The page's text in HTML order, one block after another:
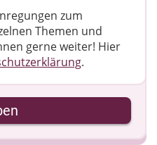
zum
Themen und
gerne weiter! ​Hier
.